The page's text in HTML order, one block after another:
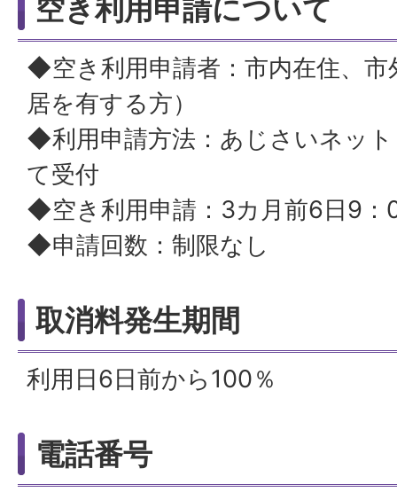
空き利用申請について
◆空き利用申請者：市内在住、市
居を有する方）
◆利用申請方法：あじさいネッ
て受付
◆空き利用申請：3カ月前6日9
◆申請回数：制限なし
取消料発生期間
利用日6日前から100％
電話番号